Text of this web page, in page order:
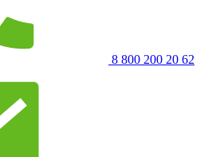
8 800 200 20 62